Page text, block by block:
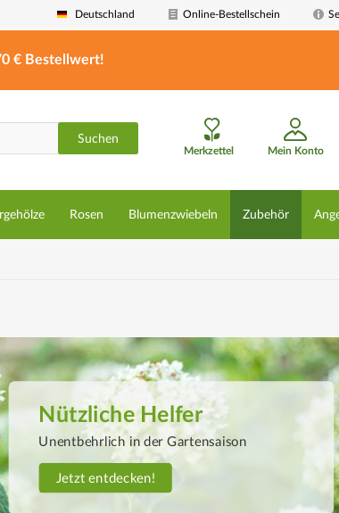
Deutschland Online-Bestellschein
€ Bestellwert!
Suchen
Merkzettel Mein Konto
Rosen Blumenzwiebeln Zubehör
Erfolgreicher
Gemüseanbau
Entdecken Sie die praktischen Helfer